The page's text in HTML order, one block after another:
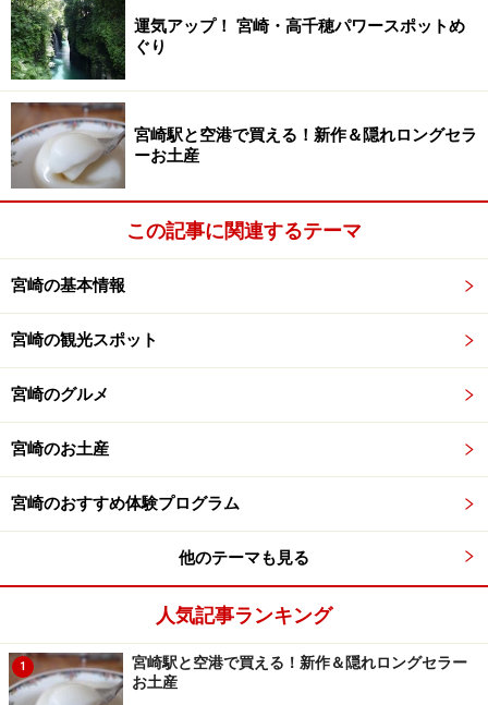
広い敷地内には当時のままの主屋、御数寄屋、蔵、庭な
どが残り、南九州らしい武家屋敷の雰囲気がそのまま残
っています。城主が眺めた広い庭園を、ゆっくり散策し
てみてはいかがでしょうか。
■松尾丸
松尾丸の正面玄関
「松尾丸」は、昭和54年に建てられた比較的新しい建物
書院造りで建てられており、杉の木の美しさが随所に光
ります。
館内に展示されている川御座船（かわござぶね）「舞鶴
丸」の模型（藩主が使用した御座船の縮尺模型）は、昔
から林業が盛んであった飫肥藩を忍ぶ、木組みの見事な
模型です。
■飫肥城歴史資料館
運気アップ！ 宮崎・高千穂パワースポットめ
ぐり
宮崎駅と空港で買える！新作＆隠れロングセラ
ーお土産
この記事に関連するテーマ
宮崎の基本情報
宮崎の観光スポット
宮崎のグルメ
宮崎のお土産
宮崎のおすすめ体験プログラム
他のテーマも見る
人気記事ランキング
1
宮崎駅と空港で買える！新作＆隠れロングセラー
お土産